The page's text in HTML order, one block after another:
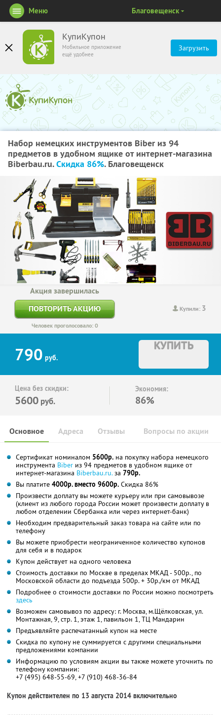
КупиКупон
Мобильное приложение
ещё удобнее
Загрузить
Меню Благовещенск
Набор немецких инструментов Biber из 94
предметов в удобном ящике от интернет-магазина
Biberbau.ru.Скидка 86%. Благовещенск
Купили: 3
Акция завершилась
ПОВТОРИТЬ АКЦИЮ
Человек проголосовало: 0
790 руб.
КУПИТЬ
Цена без скидки:
5600 руб.
Экономия:
86%
Основное Отзывы Вопросы по акции
Адреса
Сертификат номиналом 5600р. на покупку набора немецкого
инструмента Biber из 94 предметов в удобном ящике от
интернет-магазина Biberbau.ru.за 790р.
Вы платите 4000р. вместо 9600р. Скидка 86%
Произвести доплату вы можете курьеру или при самовывозе
(клиент из любого города России может произвести доплату в
любом отделении Сбербанка или через интернет-банк)
Необходим предварительный заказ товара на сайте или по
телефону
Вы можете приобрести неограниченное количество купонов
для себя и в подарок
Купон действует на одного человека
Стоимость доставки по Москве в пределах МКАД - 500р., по
Московской области до подъезда 500р. + 30р./км от МКАД
Подробнее о стоимости доставки по России можно посмотреть
здесь
Возможен самовывоз по адресу: г. Москва, м.Щёлковская, ул.
Монтажная, 9, стр. 1, этаж 1, павильон 1, ТЦ Мандарин
Предъявляйте распечатанный купон на месте
Скидка по купону не суммируется с другими специальными
предложениями компании
Информацию по условиям акции вы также можете уточнить по
телефону компании:
+7 (495) 648-55-69, +7 (910) 468-36-84
Купон действителен по 13 августа 2014 включительно